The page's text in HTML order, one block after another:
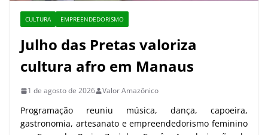
CULTURA EMPREENDEDORISMO
Julho das Pretas valoriza
cultura afro em Manaus
1 de agosto de 2026 Valor Amazônico
Programação reuniu música, dança, capoeira,
gastronomia, artesanato e empreendedorismo feminino